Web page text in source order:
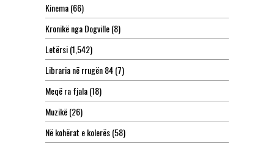
Kinema(66)
Kronikë nga Dogville(8)
Letërsi(1,542)
Libraria në rrugën 84(7)
Meqë ra fjala(18)
Muzikë(26)
Në kohërat e kolerës(58)